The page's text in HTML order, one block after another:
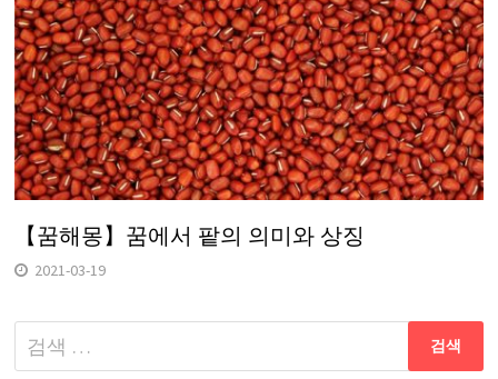
【꿈해몽】꿈에서 팥의 의미와 상징
2021-03-19
다
음